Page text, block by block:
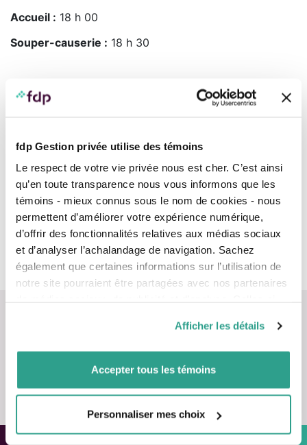
fdp Gestion privée utilise des témoins
Le respect de votre vie privée nous est cher. C’est ainsi
qu’en toute transparence nous vous informons que les
témoins - mieux connus sous le nom de cookies - nous
permettent d’améliorer votre expérience numérique,
d’offrir des fonctionnalités relatives aux médias sociaux
et d’analyser l’achalandage de navigation. Sachez
également que certaines informations sur l’utilisation de
notre site pourraient être partagées avec nos partenaires
vous leur auriez fournies ou qu’ils auraient collectées lors
de votre utilisation de leurs services.
Afficher les détails
Accepter tous les témoins
Personnaliser mes choix
Accueil : 18 h 00
Souper-causerie : 18 h 30
Lieu
4A7
L'événement est maintenant complet! Merci de votre
intérêt.
Nous contacter